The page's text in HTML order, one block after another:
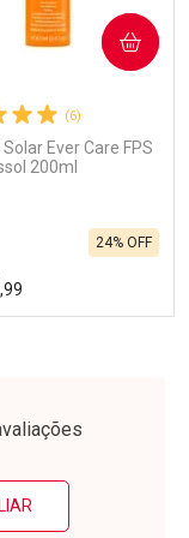
(6)
Ever Care FPS
200ml
,99
24% OFF
COMPRAR